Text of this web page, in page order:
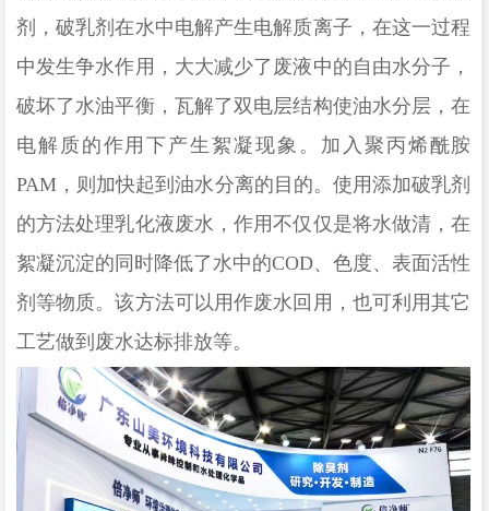
剂，破乳剂在水中电解产生电解质离子，在这一过程
中发生争水作用，大大减少了废液中的自由水分子，
破坏了水油平衡，瓦解了双电层结构使油水分层，在
电解质的作用下产生絮凝现象。加入聚丙烯酰胺
PAM，则加快起到油水分离的目的。使用添加破乳剂
的方法处理乳化液废水，作用不仅仅是将水做清，在
絮凝沉淀的同时降低了水中的COD、色度、表面活性
剂等物质。该方法可以用作废水回用，也可利用其它
工艺做到废水达标排放等。